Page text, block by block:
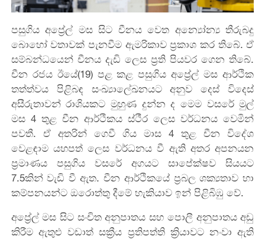
පසුගිය අප්‍රේල් මස සිට චීනය වෙත අන්‍යෝන්‍ය තීරුබදු
බො‍හෝ වතාවක් පැනවීම ඇමරිකාව ප්‍රකාශ කර තිබේ. ඒ
සම්බන්ධයෙන් චීනය දැඩි ලෙස ප්‍රති පියවර ගෙන තිබේ.
චීන රජය ඊයේ(19) පළ කළ පසුගිය අප්‍රේල් මස ආර්ථික
තත්ත්වය පිළිබඳ සංඛ්‍යාලේඛනයට අනුව දෙස් විදෙස්
අසීරුතාවන් රාශියකට මුහුණ දුන්න ද මෙම වසරේ මුල්
මස 4 තුළ චීන ආර්ථිකය ස්ථීර ලෙස වර්ධනය වෙමින්
පවතී. ඒ අතරින් ගෙවී ගිය මාස 4 තුළ චීන විදේශ
වෙළඳාම යහපත් ලෙස වර්ධනය වී ඇති අතර අපනයන
ප්‍රමාණය පසුගිය වසරේ අගයට සාපේක්ෂව සියයට
7.5කින් වැඩි වී ඇත. චීන ආර්ථිකයේ ප්‍රබල ශක්‍යතාව හා
කම්පනයන්ට ඔරොත්තු දීමේ හැකියාව ඉන් පිළිබිඹු වේ.
අප්‍රේල් මස සිට සංචිත අනුපාතය සහ පොලී අනුපාතය අඩු
කිරීම ඇතුළු වඩාත් සක්‍රීය ප්‍රතිපත්ති ක්‍රියාවට නංවා ඇති